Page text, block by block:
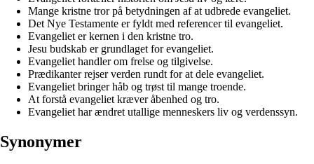
Mange kristne tror på betydningen af at udbrede evangeliet.
Det Nye Testamente er fyldt med referencer til evangeliet.
Evangeliet er kernen i den kristne tro.
Jesu budskab er grundlaget for evangeliet.
Evangeliet handler om frelse og tilgivelse.
Prædikanter rejser verden rundt for at dele evangeliet.
Evangeliet bringer håb og trøst til mange troende.
At forstå evangeliet kræver åbenhed og tro.
Evangeliet har ændret utallige menneskers liv og verdenssyn.
Synonymer